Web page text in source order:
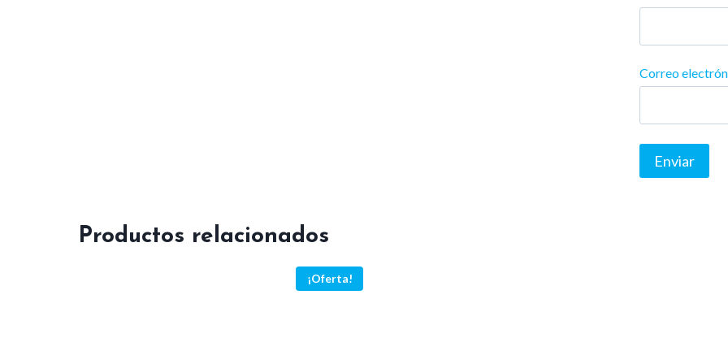
Correo
Productos relacionados
¡Oferta!